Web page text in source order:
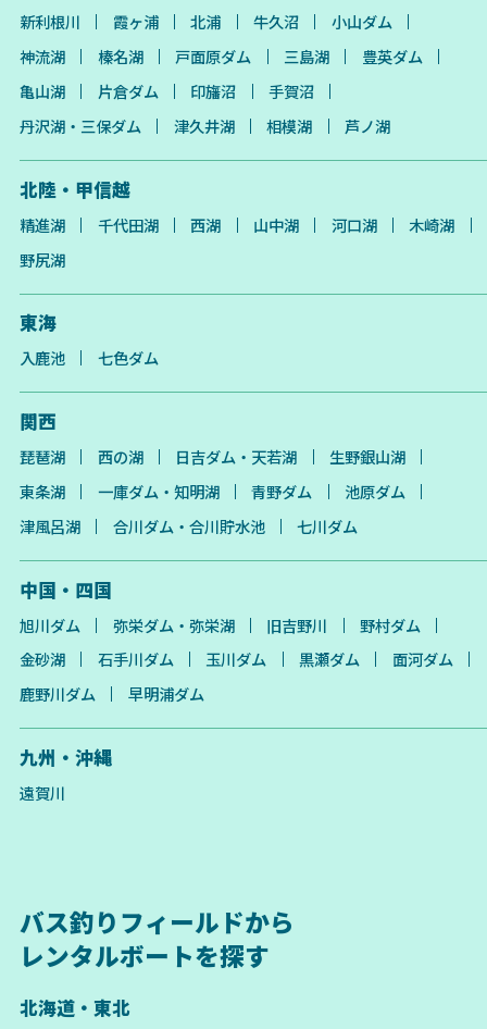
新利根川 霞ヶ浦 北浦 牛久沼
小山ダム
神流湖
榛名湖 戸面原ダム 三島湖
豊英ダム
亀山湖
片倉ダム 印旛沼
手賀沼
丹沢湖・三保ダム
津久井湖 相模湖 芦ノ湖
北陸・甲信越
精進湖 千代田湖 西湖 山中湖 河口湖
木崎湖
野尻湖
東海
入鹿池 七色ダム
関西
琵琶湖 西の湖 日吉ダム・天若湖
生野銀山湖
東条湖
一庫ダム・知明湖 青野ダム
池原ダム
津風呂湖
合川ダム・合川貯水池 七川ダム
中国・四国
旭川ダム 弥栄ダム・弥栄湖 旧吉野川
野村ダム
金砂湖
石手川ダム 玉川ダム 黒瀬ダム
面河ダム
鹿野川ダム
早明浦ダム
九州・沖縄
遠賀川
バス釣りフィールドから
レンタルボートを探す
北海道・東北